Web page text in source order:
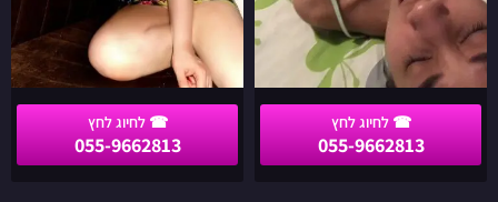
055-9662813
055-9662813